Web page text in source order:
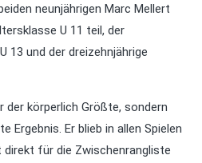
neunjährigen Marc Mellert
U 11 teil, der
13 und der dreizehnjährige
der körperlich Größte, sondern
Ergebnis. Er blieb in allen Spielen
für die Zwischenrangliste